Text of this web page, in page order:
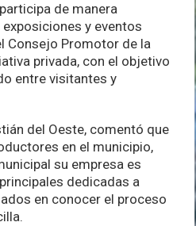
de manera
y eventos
Consejo Promotor de la
privada, con el objetivo
entre visitantes y
del Oeste, comentó que
en el municipio,
su empresa es
dedicadas a
en conocer el proceso